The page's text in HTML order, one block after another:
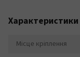
Характеристики
Місце кріплення